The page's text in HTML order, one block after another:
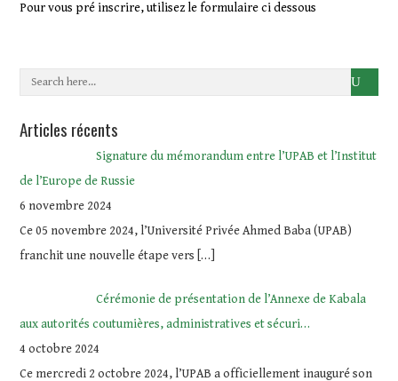
Pour vous pré inscrire, utilisez le formulaire ci dessous
Articles récents
Signature du mémorandum entre l’UPAB et l’Institut
de l’Europe de Russie
6 novembre 2024
Ce 05 novembre 2024, l’Université Privée Ahmed Baba (UPAB)
franchit une nouvelle étape vers […]
Cérémonie de présentation de l’Annexe de Kabala
aux autorités coutumières, administratives et sécuri…
4 octobre 2024
Ce mercredi 2 octobre 2024, l’UPAB a officiellement inauguré son